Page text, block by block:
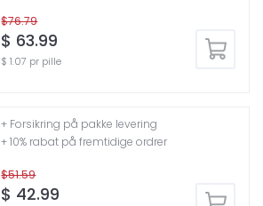
$76.79
$ 63.99
$ 1.07 pr pille
$51.59
$ 42.99
+ Forsikring på pakke levering
+ 10% rabat på fremtidige ordrer